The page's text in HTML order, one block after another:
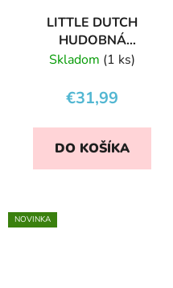
LITTLE DUTCH
HUDOBNÁ
ŠPERKOVNICA
Skladom (1 ks)
€31,99
DO KOŠÍKA
NOVINKA